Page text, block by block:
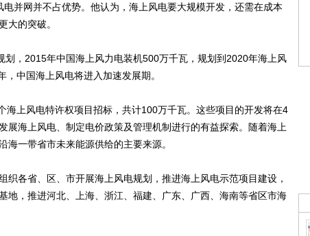
并网并不占优势。他认为，海上风电要大规模开发，还需在成本
大的突破。
，2015年中国海上风力电装机500万千瓦，规划到2020年海上风
中国海上风电将进入加速发展期。
上风电特许权项目招标，共计100万千瓦。这些项目的开发将在4
展海上风电、制定电价政策及管理机制进行的有益探索。随着海上
海一带省市未来能源供给的主要来源。
各省、区、市开展海上风电规划，推进海上风电示范项目建设，
地，推进河北、上海、浙江、福建、广东、广西、海南等省区市海